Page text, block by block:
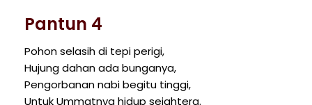
Pantun 4
Pohon selasih di tepi perigi,
Hujung dahan ada bunganya,
Pengorbanan nabi begitu tinggi,
Untuk Ummatnya hidup sejahtera.